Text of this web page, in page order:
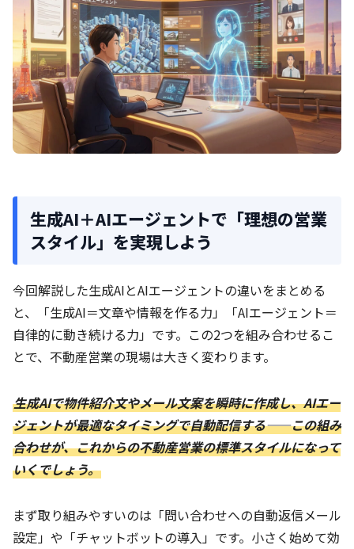
生成AI＋AIエージェントで「理想の営業
スタイル」を実現しよう
今回解説した生成AIとAIエージェントの違いをまとめる
と、「生成AI＝文章や情報を作る力」「AIエージェント＝
自律的に動き続ける力」です。この2つを組み合わせるこ
とで、不動産営業の現場は大きく変わります。
生成AIで物件紹介文やメール文案を瞬時に作成し、AIエー
ジェントが最適なタイミングで自動配信する——この組み
合わせが、これからの不動産営業の標準スタイルになって
いくでしょう。
まず取り組みやすいのは「問い合わせへの自動返信メール
設定」や「チャットボットの導入」です。小さく始めて効